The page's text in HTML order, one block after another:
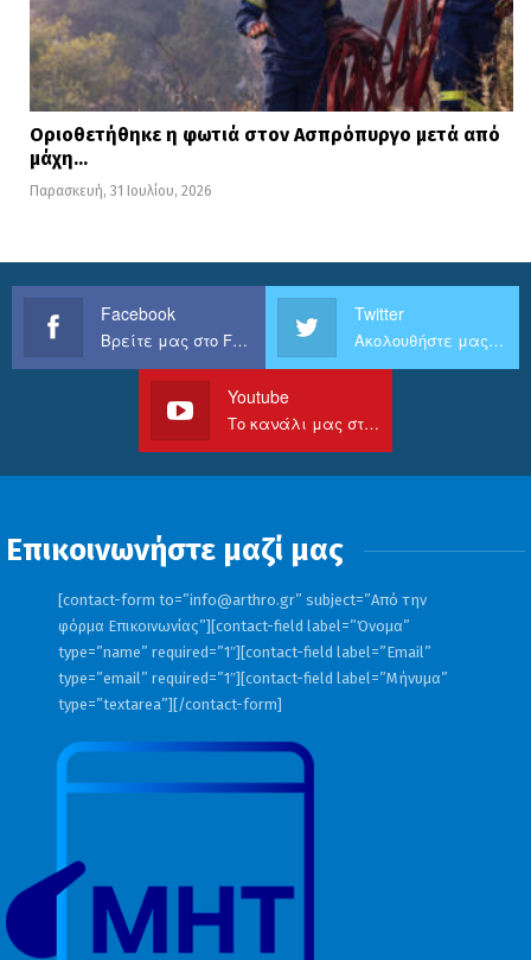
Οριοθετήθηκε η φωτιά στον Ασπρόπυργο μετά από
μάχη…
Παρασκευή, 31 Ιουλίου, 2026
Facebook
Βρείτε μας στο Facebook
Twitter
Ακολουθήστε μας στο Twitter
Youtube
Το κανάλι μας στο Youtube
Επικοινωνήστε μαζί μας
[contact-form to=”info@arthro.gr” subject=”Από την
φόρμα Επικοινωνίας”][contact-field label=”Όνομα”
type=”name” required=”1″][contact-field label=”Email”
type=”email” required=”1″][contact-field label=”Μήνυμα”
type=”textarea”][/contact-form]